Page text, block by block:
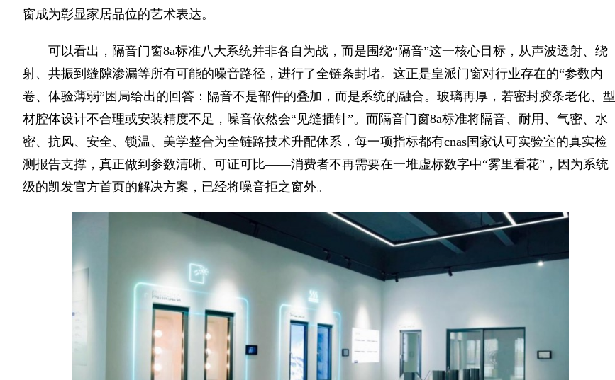
窗成为彰显家居品位的艺术表达。
可以看出，隔音门窗8a标准八大系统并非各自为战，而是围绕“隔音”这一核心目标，从声波透射、绕
射、共振到缝隙渗漏等所有可能的噪音路径，进行了全链条封堵。这正是皇派门窗对行业存在的“参数内
卷、体验薄弱”困局给出的回答：隔音不是部件的叠加，而是系统的融合。玻璃再厚，若密封胶条老化、型
材腔体设计不合理或安装精度不足，噪音依然会“见缝插针”。而隔音门窗8a标准将隔音、耐用、气密、水
密、抗风、安全、锁温、美学整合为全链路技术升配体系，每一项指标都有cnas国家认可实验室的真实检
测报告支撑，真正做到参数清晰、可证可比——消费者不再需要在一堆虚标数字中“雾里看花”，因为系统
级的凯发官方首页的解决方案，已经将噪音拒之窗外。